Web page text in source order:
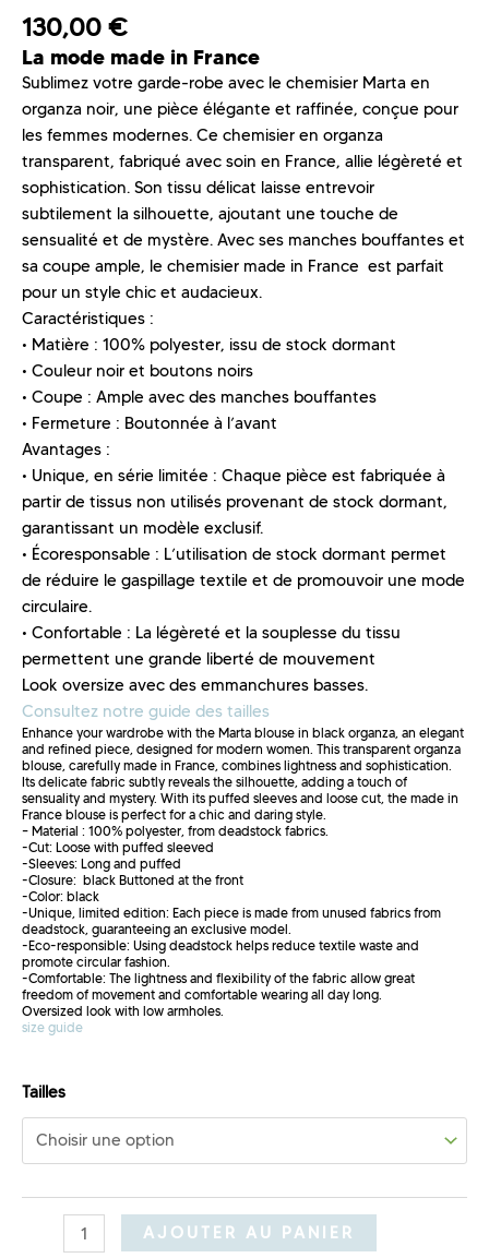
130,00 €
La mode made in France
Sublimez votre garde-robe avec le chemisier Marta en
organza noir, une pièce élégante et raffinée, conçue pour
les femmes modernes. Ce chemisier en organza
transparent, fabriqué avec soin en France, allie légèreté et
sophistication. Son tissu délicat laisse entrevoir
subtilement la silhouette, ajoutant une touche de
sensualité et de mystère. Avec ses manches bouffantes et
sa coupe ample, le chemisier made in France est parfait
pour un style chic et audacieux.
Caractéristiques :
• Matière : 100% polyester, issu de stock dormant
• Couleur noir et boutons noirs
• Coupe : Ample avec des manches bouffantes
• Fermeture : Boutonnée à l’avant
Avantages :
• Unique, en série limitée : Chaque pièce est fabriquée à
partir de tissus non utilisés provenant de stock dormant,
garantissant un modèle exclusif.
• Écoresponsable : L’utilisation de stock dormant permet
de réduire le gaspillage textile et de promouvoir une mode
circulaire.
• Confortable : La légèreté et la souplesse du tissu
permettent une grande liberté de mouvement
Look oversize avec des emmanchures basses.
Consultez notre guide des tailles
Enhance your wardrobe with the Marta blouse in black organza, an elegant
and refined piece, designed for modern women. This transparent organza
blouse, carefully made in France, combines lightness and sophistication.
Its delicate fabric subtly reveals the silhouette, adding a touch of
sensuality and mystery. With its puffed sleeves and loose cut, the made in
France blouse is perfect for a chic and daring style.
– Material : 100% polyester, from deadstock fabrics.
-Cut: Loose with puffed sleeved
-Sleeves: Long and puffed
-Closure: black Buttoned at the front
-Color: black
-Unique, limited edition: Each piece is made from unused fabrics from
deadstock, guaranteeing an exclusive model.
-Eco-responsible: Using deadstock helps reduce textile waste and
promote circular fashion.
-Comfortable: The lightness and flexibility of the fabric allow great
freedom of movement and comfortable wearing all day long.
Oversized look with low armholes.
size guide
Tailles
AJOUTER AU PANIER